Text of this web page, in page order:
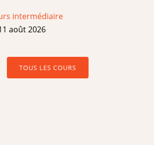
intermédiaire
août 2026
TOUS LES COURS